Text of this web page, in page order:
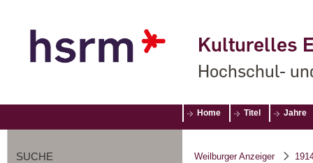
Kulturelles
Hochschul-
Home Titel Jahre
SUCHE Weilburger Anzeiger